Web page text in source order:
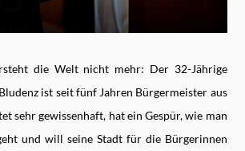
die Welt nicht mehr: Der 32-Jährige
ist seit fünf Jahren Bürgermeister aus
sehr gewissenhaft, hat ein Gespür, wie man
und will seine Stadt für die Bürgerinnen